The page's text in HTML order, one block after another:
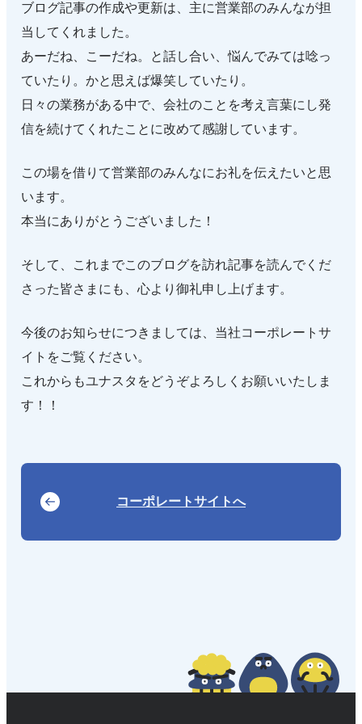
ブログ記事の作成や更新は、主に営業部のみんなが担
当してくれました。
あーだね、こーだね。と話し合い、悩んでみては唸っ
ていたり。かと思えば爆笑していたり。
日々の業務がある中で、会社のことを考え言葉にし発
信を続けてくれたことに改めて感謝しています。
この場を借りて営業部のみんなにお礼を伝えたいと思
います。
本当にありがとうございました！
そして、これまでこのブログを訪れ記事を読んでくだ
さった皆さまにも、心より御礼申し上げます。
今後のお知らせにつきましては、当社コーポレートサ
イトをご覧ください。
これからもユナスタをどうぞよろしくお願いいたしま
す！！
コーポレートサイトへ